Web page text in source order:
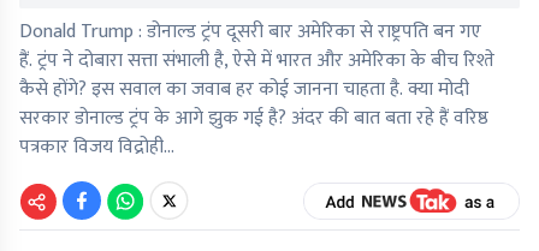
Donald Trump : डोनाल्ड ट्रंप दूसरी बार अमेरिका से राष्ट्रपति बन गए
हैं. ट्रंप ने दोबारा सत्ता संभाली है, ऐसे में भारत और अमेरिका के बीच रिश्ते
कैसे होंगे? इस सवाल का जवाब हर कोई जानना चाहता है. क्या मोदी
सरकार डोनाल्ड ट्रंप के आगे झुक गई है? अंदर की बात बता रहे हैं वरिष्ठ
पत्रकार विजय विद्रोही...